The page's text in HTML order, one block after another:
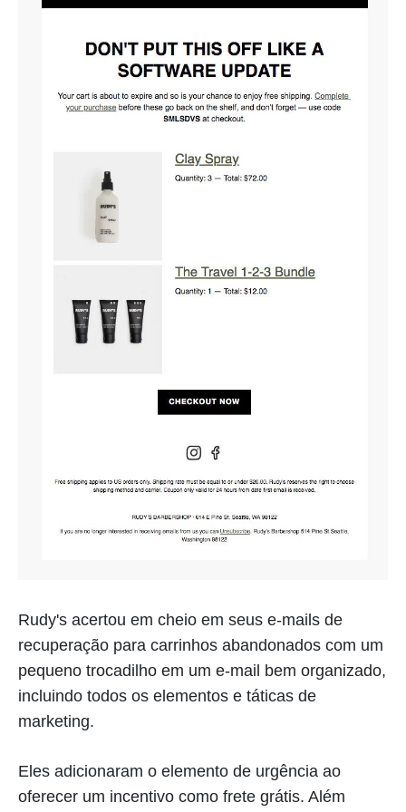
Rudy's acertou em cheio em seus e-mails de
recuperação para carrinhos abandonados com um
pequeno trocadilho em um e-mail bem organizado,
incluindo todos os elementos e táticas de
marketing.
Eles adicionaram o elemento de urgência ao
oferecer um incentivo como frete grátis. Além